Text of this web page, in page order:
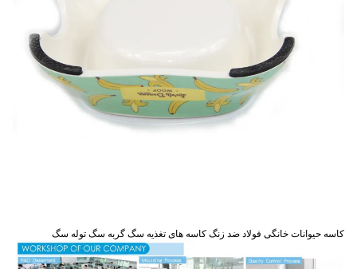
کاسه حیوانات خانگی فولاد ضد زنگ کاسه های تغذیه سگ گربه سگ توله سگ